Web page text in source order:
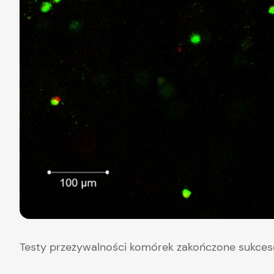
Testy przeżywalności komórek zakończone